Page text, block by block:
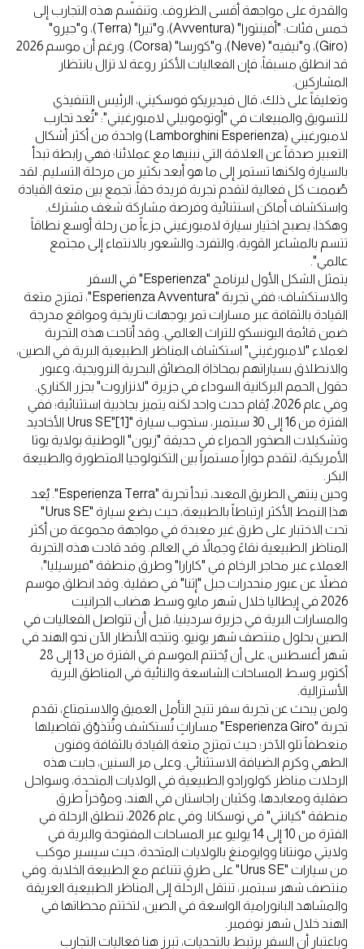
والقدرة على مواجهة أقسى الظروف. وتنقسم هذه التجارب إلى
خمس فئات: "أفينتورا" (Avventura)، و"تيرا" (Terra)، و"جيرو"
(Giro)، و"نيفيه" (Neve)، و"كورسا" (Corsa). ورغم أن موسم 2026
قد انطلق مسبقاً، فإن الفعاليات الأكثر روعة لا تزال بانتظار
المشاركين.
وتعليقاً على ذلك، قال فيديريكو فوسكيني، الرئيس التنفيذي
للتسويق والمبيعات في "أوتوموبيلي لامبورغيني": "تُعد تجارب
لامبورغيني (Lamborghini Esperienza) واحدة من أكثر أشكال
التعبير صدقاً عن العلاقة التي نبنيها مع عملائنا؛ فهي رابطة تبدأ
بالسيارة ولكنها تستمر إلى ما هو أبعد بكثير من مرحلة التسليم. لقد
صُممت كل فعالية لتقدم تجربة فريدة حقاً، تجمع بين متعة القيادة
واستكشاف أماكن استثنائية وفرصة مشاركة شغف مشترك.
وهكذا، يصبح اختيار سيارة لامبورغيني جزءاً من رحلة أوسع نطاقاً
تتسم بالمشاعر القوية، والتفرد، والشعور بالانتماء إلى مجتمع
عالمي".
يتمثل الشكل الأول لبرنامج "Esperienza" في السفر
والاستكشاف؛ ففي تجربة "Esperienza Avventura"، تمتزج متعة
القيادة بالثقافة عبر مسارات تمر بوجهات تاريخية ومواقع مدرجة
ضمن قائمة اليونسكو للتراث العالمي. وقد أتاحت هذه التجربة
لعملاء "لامبورغيني" استكشاف المناظر الطبيعية البرية في الصين،
والانطلاق بسياراتهم بمحاذاة المضائق البحرية النرويجية، وعبور
حقول الحمم البركانية السوداء في جزيرة "لانزاروت" بجزر الكناري.
وفي عام 2026، يُقام حدث واحد لكنه يتميز بجاذبية استثنائية؛ ففي
الفترة من 16 إلى 30 سبتمبر، ستجوب سيارة "Urus SE"[1] الأخاديد
وتشكيلات الصخور الحمراء في حديقة "زيون" الوطنية بولاية يوتا
الأمريكية، لتقدم حواراً مستمراً بين التكنولوجيا المتطورة والطبيعة
البكر.
وحين ينتهي الطريق المعبد، تبدأ تجربة "Esperienza Terra". يُعد
هذا النمط الأكثر ارتباطاً بالطبيعة، حيث يضع سيارة "Urus SE"
تحت الاختبار على طرق غير معبدة في مواجهة مجموعة من أكثر
المناظر الطبيعية نقاءً وجمالاً في العالم. وقد قادت هذه التجربة
العملاء عبر محاجر الرخام في "كارارا" وطرق منطقة "فيرسيليا"،
فضلاً عن عبور منحدرات جبل "إتنا" في صقلية. وقد انطلق موسم
2026 في إيطاليا خلال شهر مايو وسط هضاب الجرانيت
والمسارات البرية في جزيرة سردينيا، قبل أن تتواصل الفعاليات في
الصين بحلول منتصف شهر يونيو. وتتجه الأنظار الآن نحو الهند في
شهر أغسطس، على أن يُختتم الموسم في الفترة من 13 إلى 28
أكتوبر وسط المساحات الشاسعة والنائية في المناطق البرية
الأسترالية.
ولمن يبحث عن تجربة سفر تتيح التأمل العميق والاستمتاع، تقدم
تجربة "Esperienza Giro" مساراتٍ تُستكشف وتُتذوّق تفاصيلها
منعطفاً تلو الآخر؛ حيث تمتزج متعة القيادة بالثقافة وفنون
الطهي وكرم الضيافة الاستثنائي. وعلى مر السنين، جابت هذه
الرحلات مناظر كولورادو الطبيعية في الولايات المتحدة، وسواحل
صقلية ومعابدها، وكثبان راجاستان في الهند، ومؤخراً طرق
منطقة "كيانتي" في توسكانا. وفي عام 2026، تنطلق الرحلة في
الفترة من 10 إلى 14 يوليو عبر المساحات المفتوحة والبرية في
ولايتي مونتانا ووايومنغ بالولايات المتحدة، حيث سيسير موكب
من سيارات "Urus SE" على طرقٍ تتناغم مع الطبيعة الخلابة. وفي
منتصف شهر سبتمبر، تنتقل الرحلة إلى المناظر الطبيعية العريقة
والمشاهد البانورامية الواسعة في الصين، لتختتم محطاتها في
الهند خلال شهر نوفمبر.
وباعتبار أن السفر يرتبط بالتحديات، تبرز هنا فعاليات التجارب